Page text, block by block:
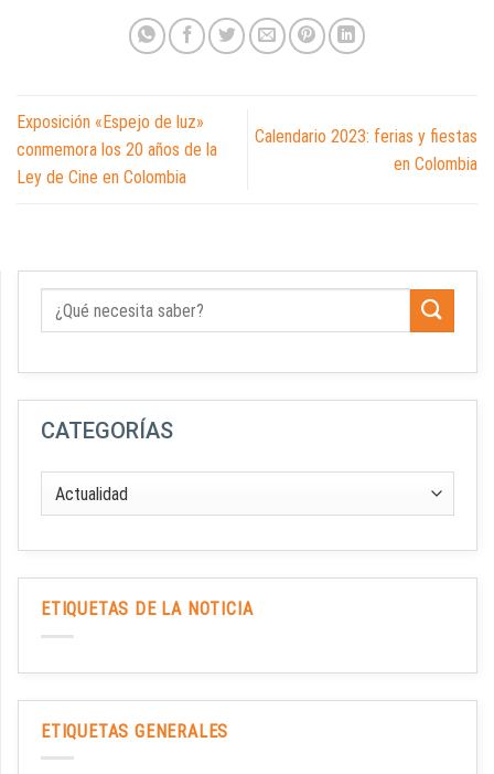
Exposición «Espejo de luz»
conmemora los 20 años de la
Ley de Cine en Colombia
Calendario 2023: ferias y fiestas
en Colombia
CATEGORÍAS
ETIQUETAS DE LA NOTICIA
ETIQUETAS GENERALES